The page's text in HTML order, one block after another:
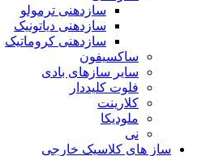
سازدهنی ترمولو
سازدهنی دیاتونیک
سازدهنی کروماتیک
ساکسیفون
سایر سازهای بادی
فلوت کلیددار
کلارینت
ملودیکا
نی
ساز های کلاسیک خارجی